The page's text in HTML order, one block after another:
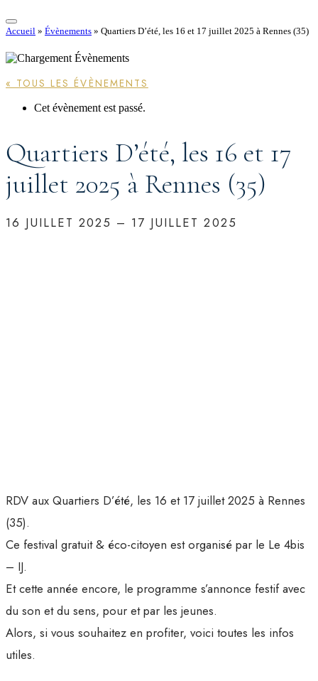
Accueil » Évènements » Quartiers D’été, les 16 et 17 juillet 2025 à Rennes (35)
« TOUS LES ÉVÈNEMENTS
Cet évènement est passé.
Quartiers D’été, les 16 et 17
juillet 2025 à Rennes (35)
16 JUILLET 2025 – 17 JUILLET 2025
RDV aux Quartiers D’été, les 16 et 17 juillet 2025 à Rennes
(35).
Ce festival gratuit & éco-citoyen est organisé par le Le 4bis
– IJ.
Et cette année encore, le programme s’annonce festif avec
du son et du sens, pour et par les jeunes.
Alors, si vous souhaitez en profiter, voici toutes les infos
utiles.